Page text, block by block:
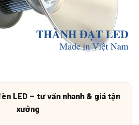
LED – tư vấn nhanh & giá tận
xưởng